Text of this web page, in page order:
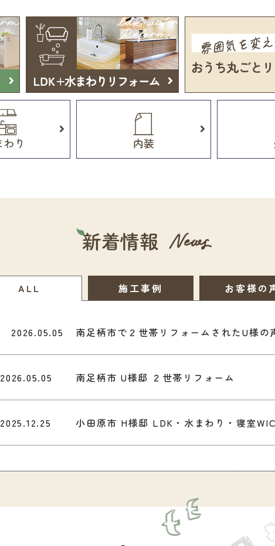
ALL 施工事例 お客様の
2026.05.05 南足柄市で２世帯リフォームされたU様の
2026.05.05 南足柄市 U様邸 ２世帯リフォーム
2025.12.25 小田原市 H様邸 LDK・水まわり・寝室